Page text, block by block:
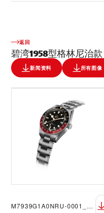
返回
碧湾1958型格林尼治
新闻资料 所有图像
M7939G1A0NRU-0001_black_73560_DET_RVB